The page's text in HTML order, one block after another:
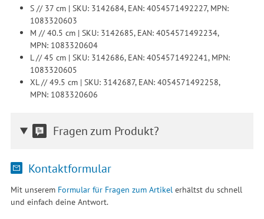
S // 37 cm | SKU: 3142684, EAN: 4054571492227, MPN:
1083320603
M // 40.5 cm | SKU: 3142685, EAN: 4054571492234,
MPN: 1083320604
L // 45 cm | SKU: 3142686, EAN: 4054571492241, MPN:
1083320605
XL // 49.5 cm | SKU: 3142687, EAN: 4054571492258,
MPN: 1083320606
Fragen zum Produkt?
Kontaktformular
Mit unserem Formular für Fragen zum Artikelerhältst du schnell
und einfach deine Antwort.